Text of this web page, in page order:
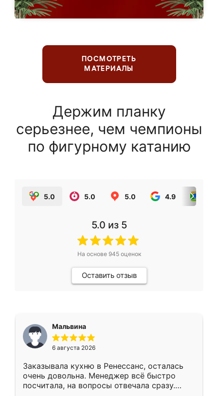
ПОСМОТРЕТЬ
МАТЕРИАЛЫ
Держим планку
серьезнее, чем чемпионы
по фигурному катанию
5.0 5.0 5.0 4.9
5.0 из 5
На основе 945оценок
Оставить отзыв
Мальвина
6 августа 2026
Заказывала кухню в Ренессанс, осталась
очень довольна. Менеджер всё быстро
посчитала, на вопросы отвечала сразу.